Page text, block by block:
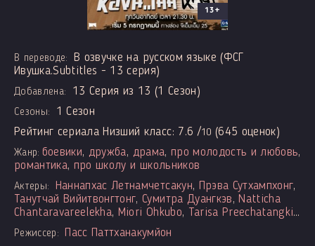
13+
В переводе:
В озвучке на русском языке (ФСГ
Ивушка.Subtitles - 13 серия)
Добавлена: 13 Серия из 13 (1 Сезон)
Сезоны:
1 Сезон
Рейтинг сериала Низший класс: 7.6 /10 (645 оценок)
Жанр: боевики, дружба, драма, про молодость и любовь,
романтика, про школу и школьников
Актеры: Наннапхас Летнамчетсакун, Прэва Сутхампхонг,
Танутчай Вийитвонгтонг,Сумитра Дуангкэв, Natticha
Chantaravareelekha, Miori Ohkubo, Tarisa Preechatangkit,
Napaphat Worraphuttanon
Pakwan Noijaiboon
Inthaisong
Режиссер: Пасс Паттханакумйон